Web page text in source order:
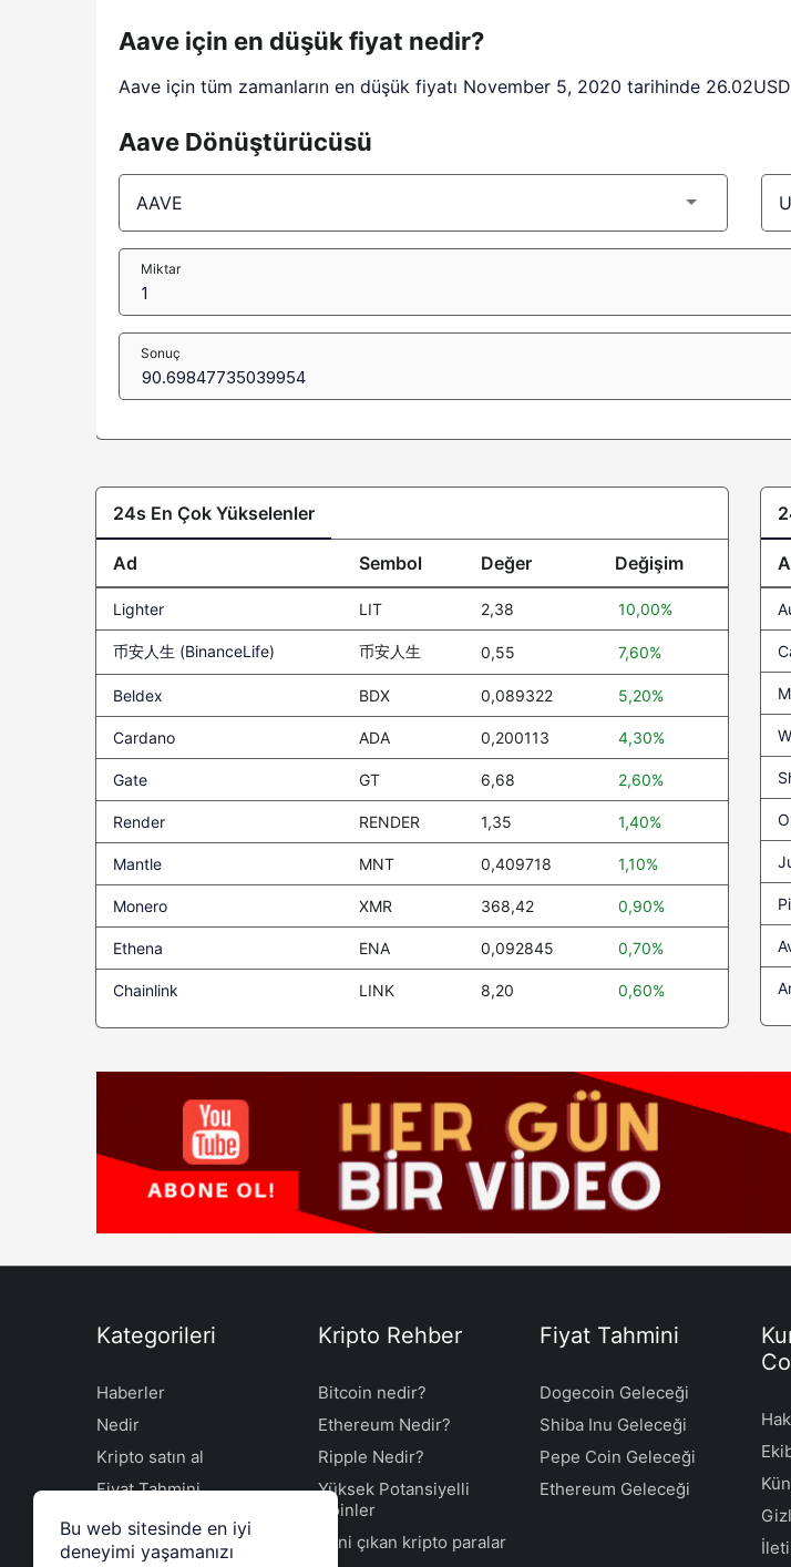
Aave için en düşük fiyat nedir?
Aave için tüm zamanların en düşük fiyatı November 5, 2020 tarihinde
Aave Dönüştürücüsü
Miktar
Sonuç
24s En Çok Yükselenler
Ad Sembol Değer Değişim
Lighter LIT 2,38 10,00%
币安人生 (BinanceLife) 币安人生 0,55 7,60%
Beldex BDX 0,089322 5,20%
Cardano ADA 0,200113 4,30%
Gate GT 6,68 2,60%
Render RENDER 1,35 1,40%
Mantle MNT 0,409718 1,10%
Monero XMR 368,42 0,90%
Ethena ENA 0,092845 0,70%
Chainlink LINK 8,20 0,60%
Bu web sitesinde en iyi
deneyimi yaşamanızı
Kategorileri
Haberler
Nedir
Kripto satın al
Fiyat Tahmini
Borsalar
Kripto Rehber
Bitcoin nedir?
Ethereum Nedir?
Ripple Nedir?
Yüksek Potansiyelli
Coinler
Yeni çıkan kripto paralar
Fiyat Tahmini
Dogecoin Geleceği
Shiba Inu Geleceği
Pepe Coin Geleceği
Ethereum Geleceği